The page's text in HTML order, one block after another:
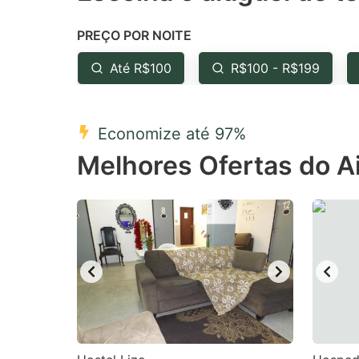
question
mark
key
get
the
shortcuts
for
changing
dates.
PREÇO POR NOITE
Até R$100 R$100 - R$199
Economize até 97%
Melhores Ofertas do